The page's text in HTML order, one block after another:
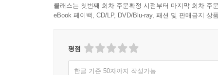
클래스는 첫번째 회차 주문확정 시점부터 마지막 회차 주
eBook 페이백, CD/LP, DVD/Blu-ray, 패션 및 판매금지 상
평점
한글 기준 50자까지 작성가능